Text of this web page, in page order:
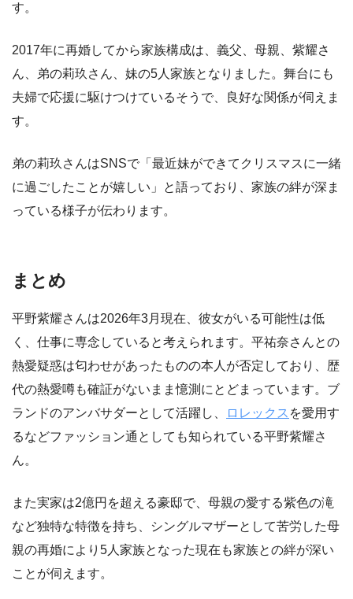
す。
2017年に再婚してから家族構成は、義父、母親、紫耀さ
ん、弟の莉玖さん、妹の5人家族となりました。舞台にも
夫婦で応援に駆けつけているそうで、良好な関係が伺えま
す。
弟の莉玖さんはSNSで「最近妹ができてクリスマスに一緒
に過ごしたことが嬉しい」と語っており、家族の絆が深ま
っている様子が伝わります。
まとめ
平野紫耀さんは2026年3月現在、彼女がいる可能性は低
く、仕事に専念していると考えられます。平祐奈さんとの
熱愛疑惑は匂わせがあったものの本人が否定しており、歴
代の熱愛噂も確証がないまま憶測にとどまっています。ブ
ランドのアンバサダーとして活躍し、
ロレックス を愛用す
るなどファッション通としても知られている平野紫耀さ
ん。
また実家は2億円を超える豪邸で、母親の愛する紫色の滝
など独特な特徴を持ち、シングルマザーとして苦労した母
親の再婚により5人家族となった現在も家族との絆が深い
ことが伺えます。